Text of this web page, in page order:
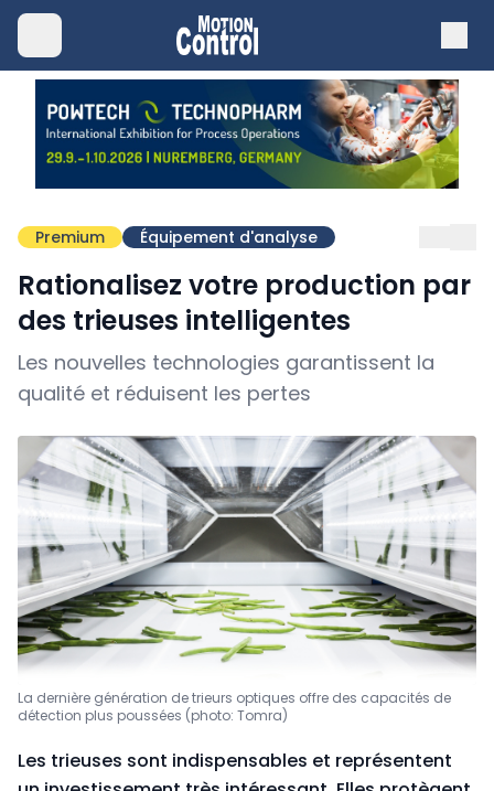
Premium Équipement d'analyse
Rationalisez votre production par
des trieuses intelligentes
Les nouvelles technologies garantissent la
qualité et réduisent les pertes
La dernière génération de trieurs optiques offre des capacités de
détection plus poussées (photo: Tomra)
Les trieuses sont indispensables et représentent